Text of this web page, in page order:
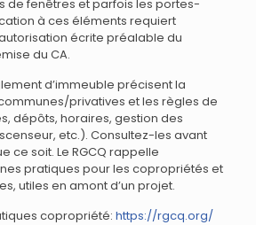
de fenêtres et parfois les portes-
à ces éléments requiert
écrite préalable du
du CA.
d’immeuble précisent la
privatives et les règles de
dépôts, horaires, gestion des
etc.). Consultez-les avant
ce soit. Le RGCQ rappelle
pratiques pour les copropriétés et
utiles en amont d’un projet.
copropriété: https://rgcq.org/